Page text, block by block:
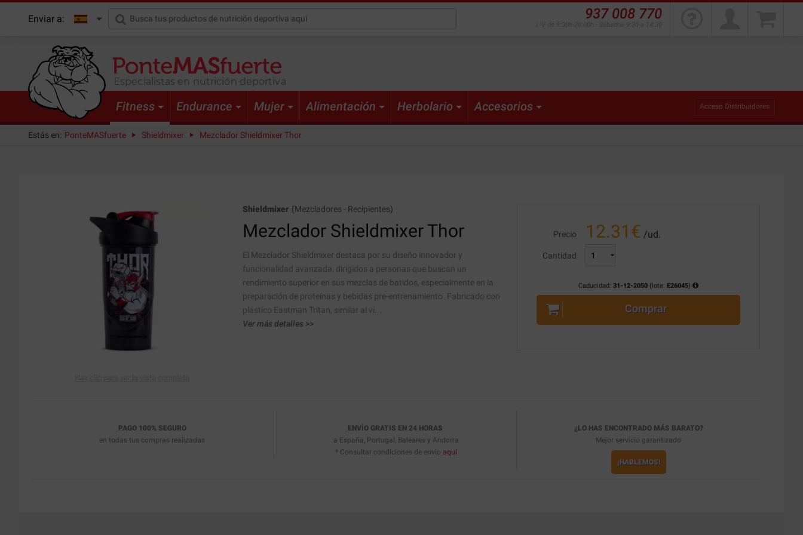
Enviar a: 937 008 770
Especialistas en nutrición deportiva
Fitness Endurance Mujer Alimentación Herbolario Accesorios Acceso Distribuidores
Estás en: PonteMASfuerte Shieldmixer Mezclador Shieldmixer Thor
Shieldmixer (Mezcladores - Recipientes)
Mezclador ShieldmixerThor
El Mezclador Shieldmixer destaca por su diseño innovador y
funcionalidad avanzada, dirigidos a personas que buscan un
rendimiento superior en sus mezclas de batidos, especialmente en la
preparación de proteínas y bebidas pre-entrenamiento. Fabricado con
plástico Eastman Tritan, similar al vi...
Ver más detalles >>
Precio 12.31 € /ud.
Cantidad
Caducidad:31-12-2050 (lote: E26045)
Comprar
PAGO 100% SEGURO
en todas tus compras realizadas
ENVÍO GRATIS EN 24 HORAS
a España, Portugal, Baleares y Andorra
* Consultar condiciones de envío aquí
¿LO HAS ENCONTRADO MÁS BARATO?
Mejor servicio garantizado
¡HABLEMOS!